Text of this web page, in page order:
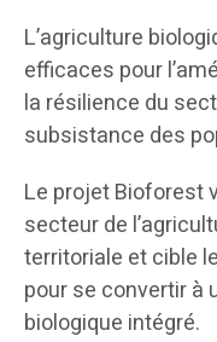
L’agriculture
efficaces pour
la résilience du
subsistance des
Le projet Bioforest
secteur de
territoriale et cible
pour se convertir à
biologique intégré.